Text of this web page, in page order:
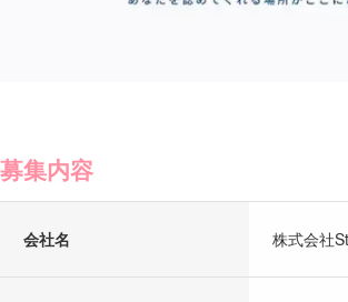
募集内容
会社名 株式会社